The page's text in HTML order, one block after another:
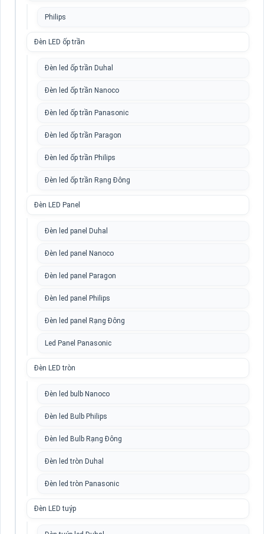
Philips
Đèn LED ốp trần
Đèn led ốp trần Duhal
Đèn led ốp trần Nanoco
Đèn led ốp trần Panasonic
Đèn led ốp trần Paragon
Đèn led ốp trần Philips
Đèn led ốp trần Rạng Đông
Đèn LED Panel
Đèn led panel Duhal
Đèn led panel Nanoco
Đèn led panel Paragon
Đèn led panel Philips
Đèn led panel Rạng Đông
Led Panel Panasonic
Đèn LED tròn
Đèn led bulb Nanoco
Đèn led Bulb Philips
Đèn led Bulb Rạng Đông
Đèn led tròn Duhal
Đèn led tròn Panasonic
Đèn LED tuýp